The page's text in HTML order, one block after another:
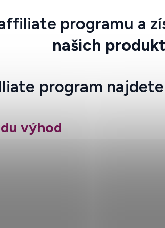
programu a
našich
program najdete
výhod